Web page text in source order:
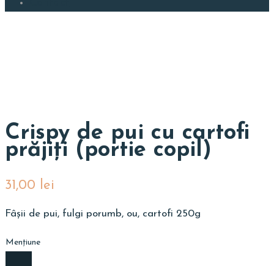
Crispy de pui cu cartofi
prăjiţi (portie copil)
31,00 lei
Fâșii de pui, fulgi porumb, ou, cartofi 250g
Mențiune